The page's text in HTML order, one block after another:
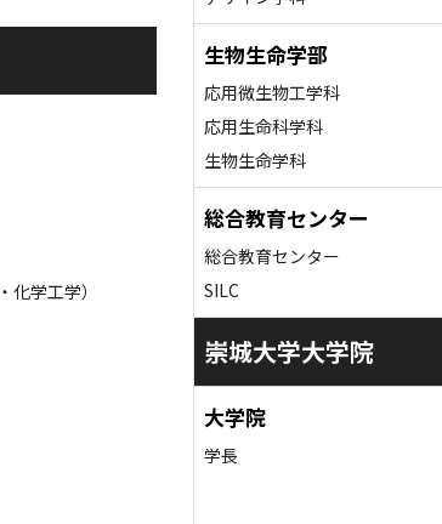
学工学）
生物生命学部
応用微生物工学科
応用生命科学科
生物生命学科
総合教育センター
総合教育センター
SILC
崇城大学大学院
大学院
学長